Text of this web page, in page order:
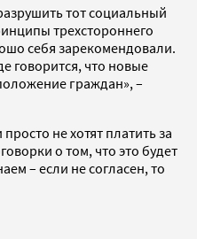
тот социальный
трехстороннего
себя зарекомендовали.
говорится, что новые
граждан», –
не хотят платить за
о том, что это будет
– если не согласен, то